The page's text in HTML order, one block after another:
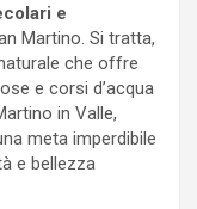
e
Martino. Si tratta,
che offre
e corsi d’acqua
in Valle,
meta imperdibile
e bellezza